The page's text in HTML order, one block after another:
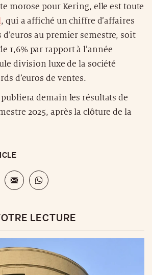
morose pour Kering, elle est toute
, qui a affiché un chiffre d’affaires
au premier semestre, soit
1,6% par rapport à l’année
division luxe de la société
d’euros de ventes.
publiera demain les résultats de
2025, après la clôture de la
LECTURE